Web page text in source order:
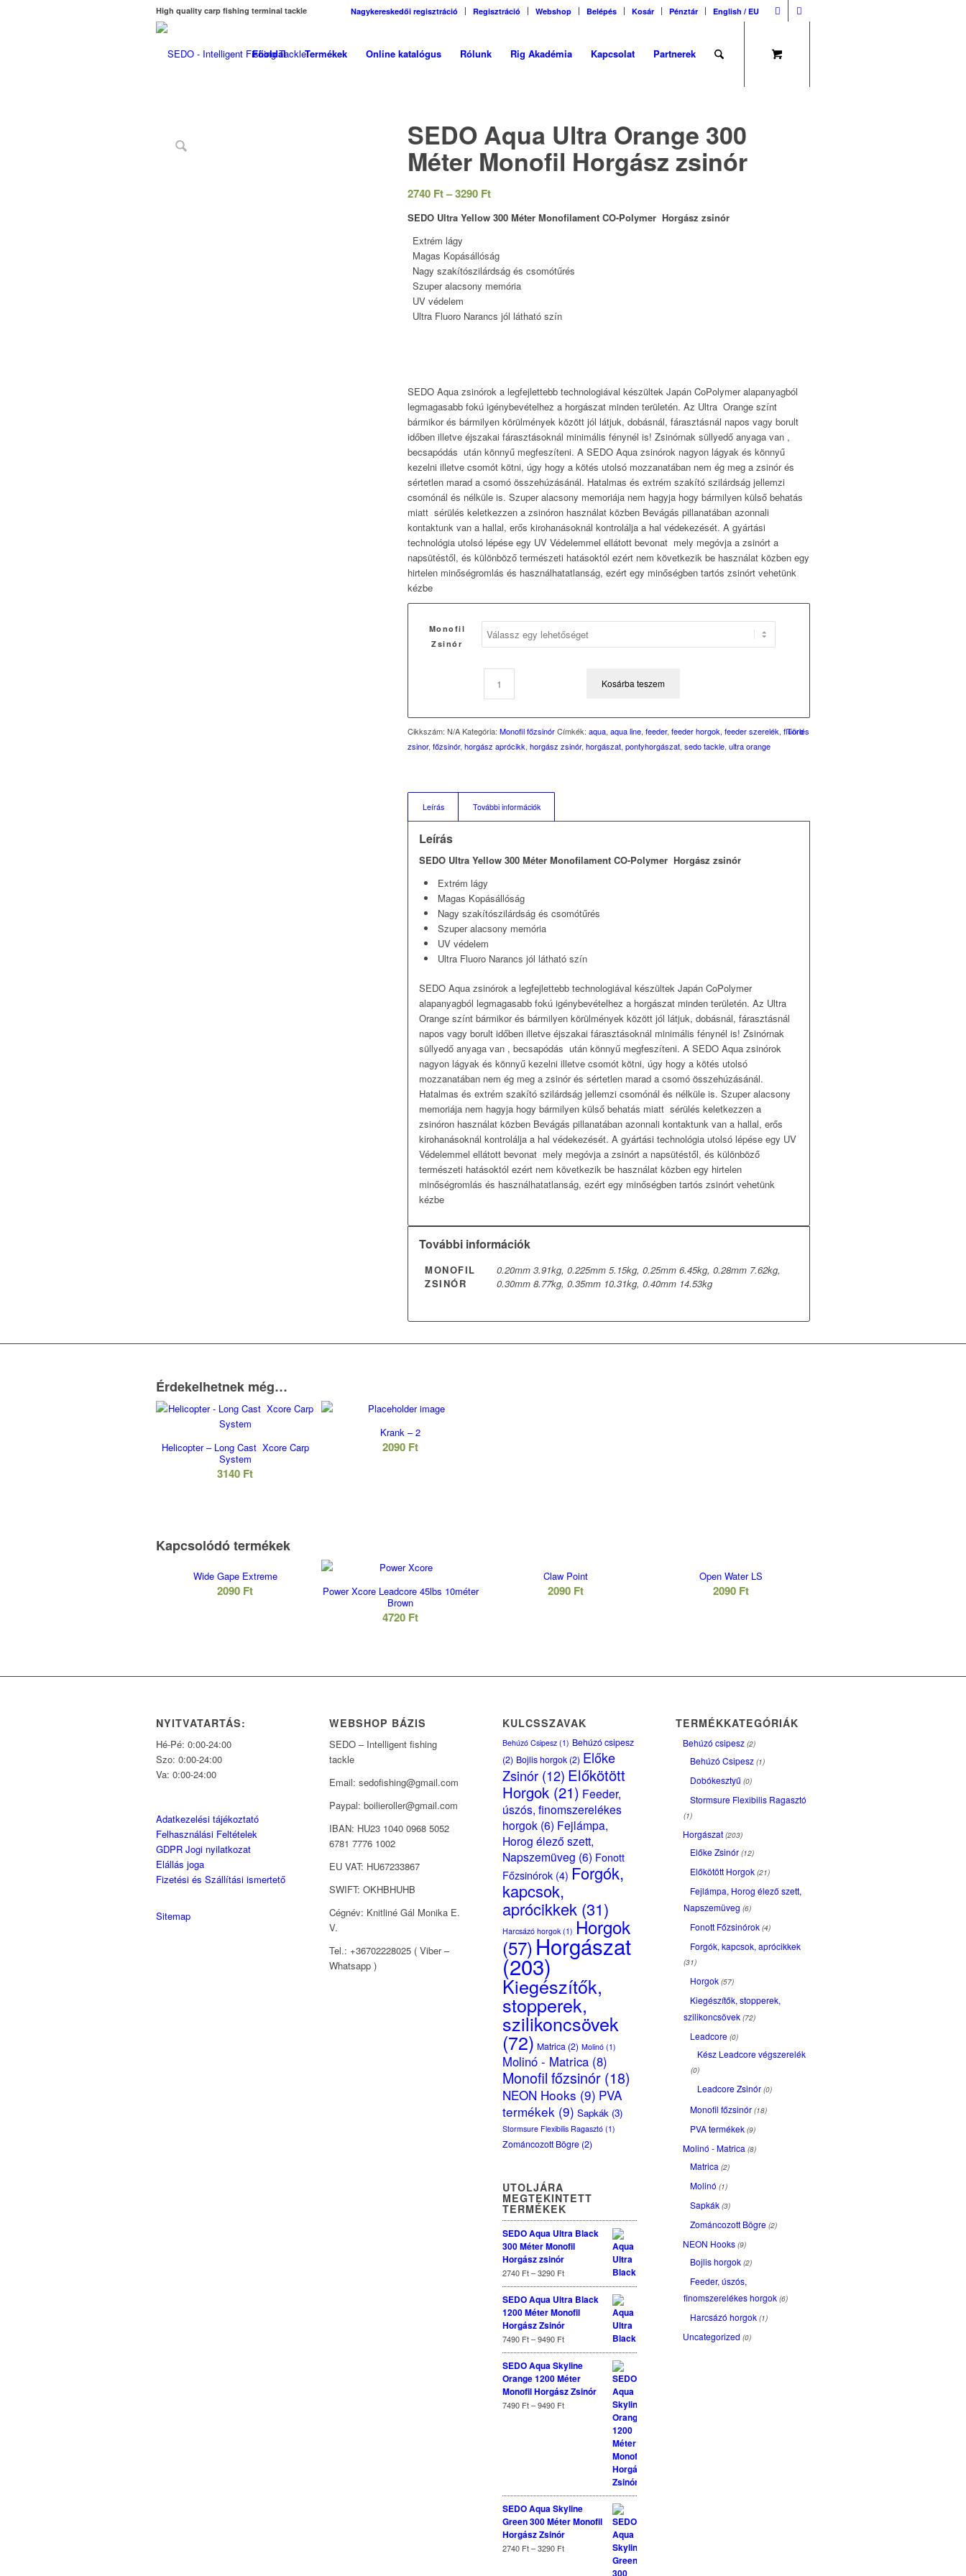
Nagykereskedői regisztráció Regisztráció Webshop Belépés Kosár Pénztár English / EU
High quality carp fishing terminal tackle
Főoldal Termékek Online katalógus Rólunk Rig Akadémia Kapcsolat Partnerek
SEDO Aqua Ultra Orange 300
Méter Monofil Horgász zsinór
2740 Ft–3290 FtÁrtartomány:
SEDO Ultra Yellow 300 Méter Monofilament CO-Polymer Horgász zsinór
Extrém lágy
Magas Kopásállóság
Nagy szakítószilárdság és csomótűrés
Szuper alacsony memória
UV védelem
Ultra Fluoro Narancs jól látható szín
SEDO Aqua zsinórok a legfejlettebb technologiával készültek Japán CoPolymer alapanyagból
legmagasabb fokú igénybevételhez a horgászat minden területén. Az Ultra Orange színt
bármikor és bármilyen körülmények között jól látjuk, dobásnál, fárasztásnál napos vagy borult
időben illetve éjszakai fárasztásoknál minimális fénynél is! Zsinórnak süllyedő anyaga van ,
becsapódás után könnyű megfeszíteni. A SEDO Aqua zsinórok nagyon lágyak és könnyű
kezelni illetve csomót kötni, úgy hogy a kötés utolsó mozzanatában nem ég meg a zsinór és
sértetlen marad a csomó összehúzásánál. Hatalmas és extrém szakító szilárdság jellemzi
csomónál és nélküle is. Szuper alacsony memoriája nem hagyja hogy bármilyen külső behatás
miatt sérülés keletkezzen a zsinóron használat közben Bevágás pillanatában azonnali
kontaktunk van a hallal, erős kirohanásoknál kontrolálja a hal védekezését. A gyártási
technológia utolsó lépése egy UV Védelemmel ellátott bevonat mely megóvja a zsinórt a
napsütéstől, és különböző természeti hatásoktól ezért nem következik be használat közben egy
hirtelen minőségromlás és használhatatlanság, ezért egy minőségben tartós zsinórt vehetünk
kézbe
Monofil
Zsinór
Törlés
Kosárba teszem
Cikkszám:N/A Kategória:Monofil főzsinór Címkék:aqua,aqua line,feeder,feeder horgok,feeder szerelék,fluoro
zsinor,főzsinór,horgász aprócikk,horgász zsinór,horgászat,pontyhorgászat,sedo tackle,ultra orange
Leírás További információk
Leírás
SEDO Ultra Yellow 300 Méter Monofilament CO-Polymer Horgász zsinór
Extrém lágy
Magas Kopásállóság
Nagy szakítószilárdság és csomótűrés
Szuper alacsony memória
UV védelem
Ultra Fluoro Narancs jól látható szín
SEDO Aqua zsinórok a legfejlettebb technologiával készültek Japán CoPolymer
alapanyagból legmagasabb fokú igénybevételhez a horgászat minden területén. Az Ultra
Orange színt bármikor és bármilyen körülmények között jól látjuk, dobásnál, fárasztásnál
napos vagy borult időben illetve éjszakai fárasztásoknál minimális fénynél is! Zsinórnak
süllyedő anyaga van , becsapódás után könnyű megfeszíteni. A SEDO Aqua zsinórok
nagyon lágyak és könnyű kezelni illetve csomót kötni, úgy hogy a kötés utolsó
mozzanatában nem ég meg a zsinór és sértetlen marad a csomó összehúzásánál.
Hatalmas és extrém szakító szilárdság jellemzi csomónál és nélküle is. Szuper alacsony
memoriája nem hagyja hogy bármilyen külső behatás miatt sérülés keletkezzen a
zsinóron használat közben Bevágás pillanatában azonnali kontaktunk van a hallal, erős
kirohanásoknál kontrolálja a hal védekezését. A gyártási technológia utolsó lépése egy UV
Védelemmel ellátott bevonat mely megóvja a zsinórt a napsütéstől, és különböző
természeti hatásoktól ezért nem következik be használat közben egy hirtelen
minőségromlás és használhatatlanság, ezért egy minőségben tartós zsinórt vehetünk
kézbe
További információk
MONOFIL
ZSINÓR
0.20mm 3.91kg, 0.225mm 5.15kg, 0.25mm 6.45kg, 0.28mm 7.62kg,
0.30mm 8.77kg, 0.35mm 10.31kg, 0.40mm 14.53kg
Érdekelhetnek még…
Helicopter – Long Cast Xcore Carp
System
3140 Ft
Krank – 2
2090 Ft
Kapcsolódó termékek
Wide Gape Extreme
2090 Ft
Power Xcore Leadcore 45lbs 10méter
Brown
4720 Ft
Claw Point
2090 Ft
Open Water LS
2090 Ft
NYITVATARTÁS:
Hé-Pé: 0:00-24:00
Szo: 0:00-24:00
Va: 0:00-24:00
Adatkezelési tájékoztató
Felhasználási Feltételek
GDPR Jogi nyilatkozat
Elállás joga
Fizetési és Szállítási ismertető
Sitemap
WEBSHOP BÁZIS
SEDO – Intelligent fishing
tackle
Email: sedofishing@gmail.com
Paypal: boilieroller@gmail.com
IBAN: HU23 1040 0968 5052
6781 7776 1002
EU VAT: HU67233867
SWIFT: OKHBHUHB
Cégnév: Knitliné Gál Monika E.
V.
Tel.: +36702228025 ( Viber –
Whatsapp )
KULCSSZAVAK
Behúzó Csipesz (1) Behúzó csipesz
(2) Bojlis horgok (2) Előke
Zsinór (12) Előkötött
Horgok (21) Feeder,
úszós, finomszerelékes
horgok (6) Fejlámpa,
Horog élező szett,
Napszemüveg (6) Fonott
Főzsinórok (4) Forgók,
kapcsok,
aprócikkek (31)
Harcsázó horgok (1) Horgok
(57) Horgászat
(203)
Kiegészítők,
stopperek,
szilikoncsövek
(72) Matrica (2) Molinó (1)
Molinó - Matrica (8)
Monofil főzsinór (18)
NEON Hooks (9) PVA
termékek (9) Sapkák (3)
Stormsure Flexibilis Ragasztó (1)
Zománcozott Bögre (2)
UTOLJÁRA
MEGTEKINTETT
TERMÉKEK
SEDO Aqua Ultra Black
300 Méter Monofil
Horgász zsinór
2740 Ft – 3290 Ft
SEDO Aqua Ultra Black
1200 Méter Monofil
Horgász Zsinór
7490 Ft – 9490 Ft
SEDO Aqua Skyline
Orange 1200 Méter
Monofil Horgász Zsinór
7490 Ft – 9490 Ft
SEDO Aqua Skyline
Green 300 Méter Monofil
Horgász Zsinór
2740 Ft – 3290 Ft
TERMÉKKATEGÓRIÁK
Behúzó csipesz (2)
Behúzó Csipesz (1)
Dobókesztyű (0)
Stormsure Flexibilis Ragasztó
(1)
Horgászat (203)
Előke Zsinór (12)
Előkötött Horgok (21)
Fejlámpa, Horog élező szett,
Napszemüveg (6)
Fonott Főzsinórok (4)
Forgók, kapcsok, aprócikkek
(31)
Horgok (57)
Kiegészítők, stopperek,
szilikoncsövek (72)
Leadcore (0)
Kész Leadcore végszerelék
(0)
Leadcore Zsinór (0)
Monofil főzsinór (18)
PVA termékek (9)
Molinó - Matrica (8)
Matrica (2)
Molinó (1)
Sapkák (3)
Zománcozott Bögre (2)
NEON Hooks (9)
Bojlis horgok (2)
Feeder, úszós,
finomszerelékes horgok (6)
Harcsázó horgok (1)
Uncategorized (0)